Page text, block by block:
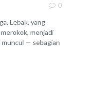
0
Lebak, yang
menjadi
muncul — sebagian